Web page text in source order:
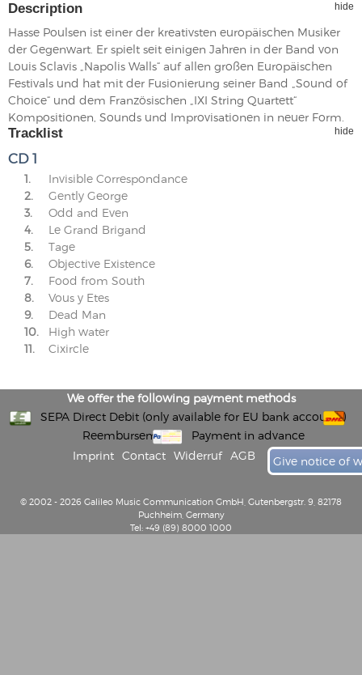
Description hide
Hasse Poulsen ist einer der kreativsten europäischen Musiker
der Gegenwart. Er spielt seit einigen Jahren in der Band von
Louis Sclavis „Napolis Walls“ auf allen großen Europäischen
Festivals und hat mit der Fusionierung seiner Band „Sound of
Choice“ und dem Französischen „IXI String Quartett“
Kompositionen, Sounds und Improvisationen in neuer Form.
Tracklist hide
CD 1
1.
Invisible Correspondance
2.
Gently George
3.
Odd and Even
4.
Le Grand Brigand
5.
Tage
6.
Objective Existence
7.
Food from South
8.
Vous y Etes
9.
Dead Man
10.
High water
11.
Cixircle
We offer the following payment methods
SEPA Direct Debit (only available for EU bank accounts)
Reembursement
Payment in advance
Imprint
Contact Widerruf AGB Give notice of
© 2002 - 2026 Galileo Music Communication GmbH, Gutenbergstr. 9, 82178
Puchheim, Germany
Tel: +49 (89) 8000 1000